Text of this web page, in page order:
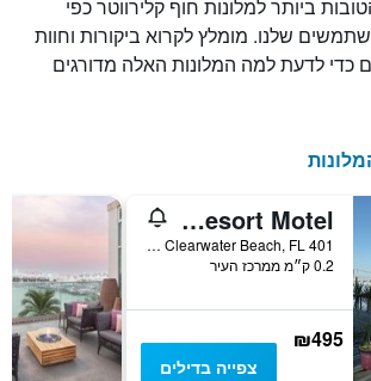
ביותר למלונות חוף קלירווטר כפי
שלנו. מומלץ לקרוא ביקורות וחוות
לדעת למה המלונות האלה מדורגים
Barefoot Bay Resort Motel
401 East Shore Drive, Clearwater Beach, FL, ארצות הברית
0.2 ק״מ ממרכז העיר
₪495
צפייה בדילים